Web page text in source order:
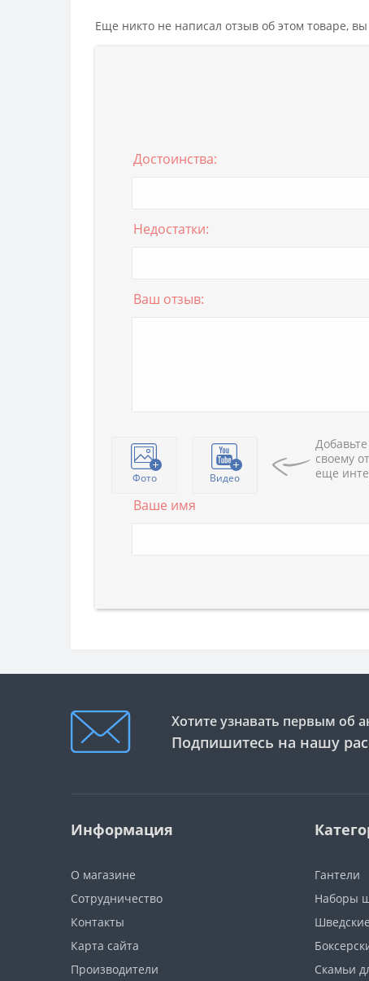
Еще никто не написал отзыв об этом товаре,
Достоинства:
Недостатки:
Ваш отзыв:
Фото Видео
своему
еще
Ваше имя
Хотите узнавать первым об
Подпишитесь на нашу
Информация
О магазине
Сотрудничество
Контакты
Карта сайта
Производители
Гантели
Наборы
Скамьи